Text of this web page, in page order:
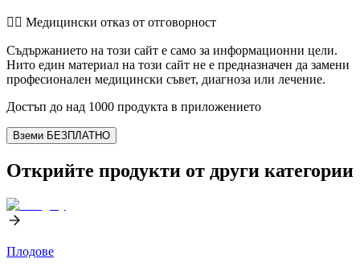
👨‍⚕️️ Медицински отказ от отговорност
Съдържанието на този сайт е само за информационни цели.
Нито един материал на този сайт не е предназначен да замени
професионален медицински съвет, диагноза или лечение.
Достъп до над 1000 продукта в приложението
Вземи БЕЗПЛАТНО
Открийте продукти от други категории
Плодове